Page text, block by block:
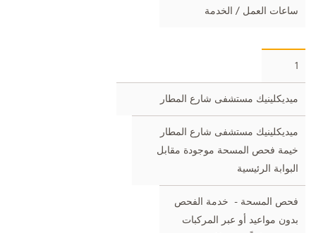
ساعات العمل / الخدمة
1
ميديكلينيك مستشفى شارع المطار
ميديكلينيك مستشفى شارع المطار
خيمة فحص المسحة موجودة مقابل
البوابة الرئيسية
فحص المسحة - خدمة الفحص
بدون مواعيد أو عبر المركبات